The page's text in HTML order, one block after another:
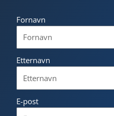
Fornavn
Etternavn
E-post